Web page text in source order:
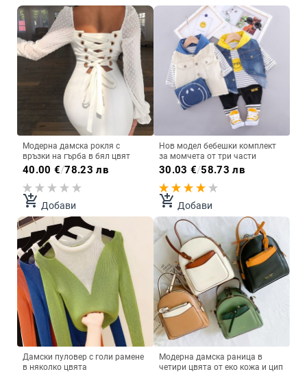
Модерна дамска рокля с
връзки на гърба в бял цвят
40.00 €/78.23 лв
add_shopping_cart Добави
Нов модел бебешки комплект
за момчета от три части
30.03 €/58.73 лв
add_shopping_cart Добави
Дамски пуловер с голи рамене
в няколко цвята
Модерна дамска раница в
четири цвята от еко кожа и цип